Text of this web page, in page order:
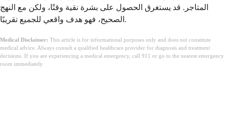
المتاجر. قد يستغرق الحصول على بشرة نقية وقتًا، ولكن مع النهج
الصحيح، فهو هدف واقعي للجميع تقريبًا.
Medical Disclaimer: This article is for informational purposes only and does not constitute
medical advice. Always consult a qualified healthcare provider for diagnosis and treatment
decisions. If you are experiencing a medical emergency, call 911 or go to the nearest emergency
room immediately.